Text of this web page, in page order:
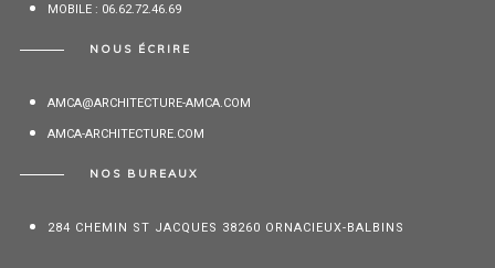
MOBILE : 06.62.72.46.69
NOUS ÉCRIRE
AMCA@ARCHITECTURE-AMCA.COM
AMCA-ARCHITECTURE.COM
NOS BUREAUX
284 CHEMIN ST JACQUES 38260 ORNACIEUX-BALBINS